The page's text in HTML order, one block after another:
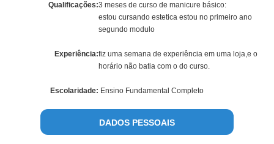
Qualificações:3 meses de curso de manicure básico:
estou cursando estetica estou no primeiro ano
segundo modulo
Experiência:fiz uma semana de experiência em uma loja,e o
horário não batia com o do curso.
Escolaridade: Ensino Fundamental Completo
DADOS PESSOAIS